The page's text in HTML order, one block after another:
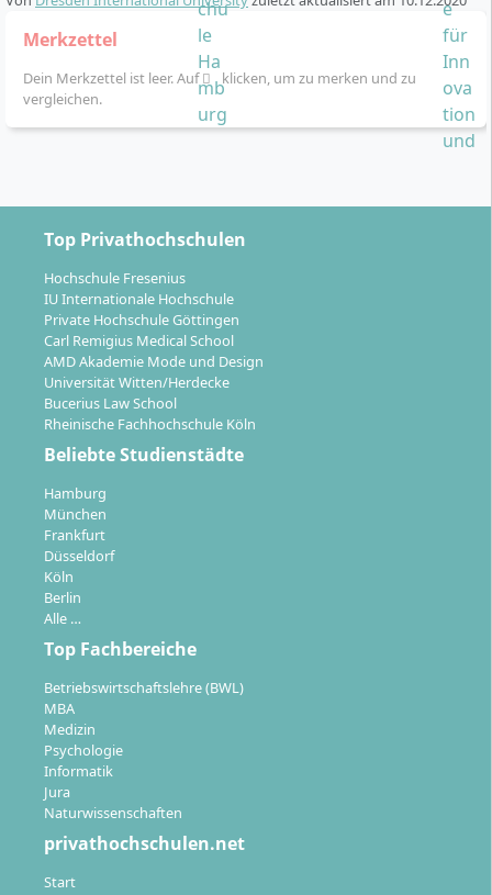
Merkzettel
Dein Merkzettel ist leer. Auf
klicken, um zu merken und zu
vergleichen.
Top Privathochschulen
Hochschule Fresenius
IU Internationale Hochschule
Private Hochschule Göttingen
Carl Remigius Medical School
AMD Akademie Mode und Design
Universität Witten/Herdecke
Bucerius Law School
Rheinische Fachhochschule Köln
Beliebte Studienstädte
Hamburg
München
Frankfurt
Düsseldorf
Köln
Berlin
Alle …
Top Fachbereiche
Betriebswirtschaftslehre (BWL)
MBA
Medizin
Psychologie
Informatik
Jura
Naturwissenschaften
privathochschulen.net
Start